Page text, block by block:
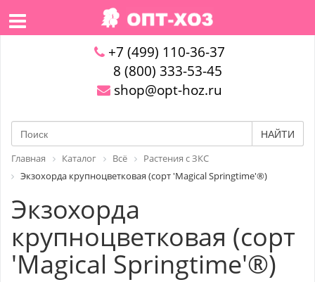
+7 (499) 110-36-37
8 (800) 333-53-45
shop@opt-hoz.ru
НАЙТИ
Главная Каталог Всё
Растения с ЗКС
Экзохорда крупноцветковая (сорт 'Magical Springtime'®)
Экзохорда
крупноцветковая (сорт
'Magical Springtime'®)